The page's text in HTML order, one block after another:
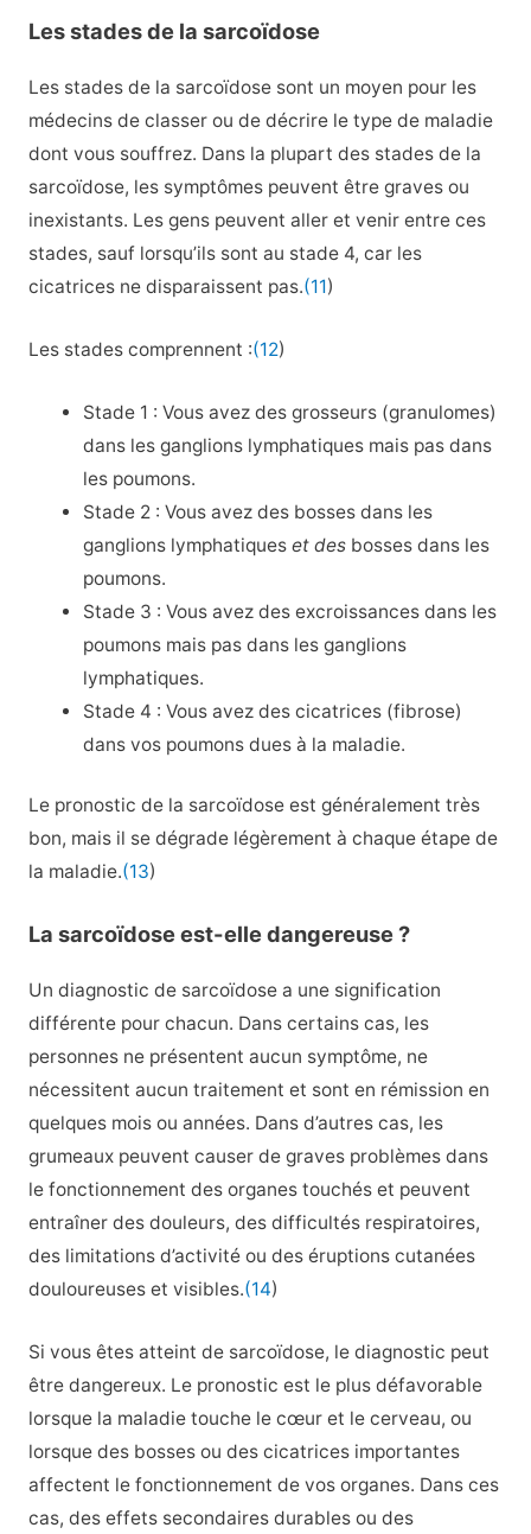
Les stades de la sarcoïdose
Les stades de la sarcoïdose sont un moyen pour les
médecins de classer ou de décrire le type de maladie
dont vous souffrez. Dans la plupart des stades de la
sarcoïdose, les symptômes peuvent être graves ou
inexistants. Les gens peuvent aller et venir entre ces
stades, sauf lorsqu’ils sont au stade 4, car les
cicatrices ne disparaissent pas.(11)
Les stades comprennent :(12)
Stade 1 : Vous avez des grosseurs (granulomes)
dans les ganglions lymphatiques mais pas dans
les poumons.
Stade 2 : Vous avez des bosses dans les
ganglions lymphatiqueset des bosses dans les
poumons.
Stade 3 : Vous avez des excroissances dans les
poumons mais pas dans les ganglions
lymphatiques.
Stade 4 : Vous avez des cicatrices (fibrose)
dans vos poumons dues à la maladie.
Le pronostic de la sarcoïdose est généralement très
bon, mais il se dégrade légèrement à chaque étape de
la maladie.(13)
La sarcoïdose est-elle dangereuse ?
Un diagnostic de sarcoïdose a une signification
différente pour chacun. Dans certains cas, les
personnes ne présentent aucun symptôme, ne
nécessitent aucun traitement et sont en rémission en
quelques mois ou années. Dans d’autres cas, les
grumeaux peuvent causer de graves problèmes dans
le fonctionnement des organes touchés et peuvent
entraîner des douleurs, des difficultés respiratoires,
des limitations d’activité ou des éruptions cutanées
douloureuses et visibles.(14)
Si vous êtes atteint de sarcoïdose, le diagnostic peut
être dangereux. Le pronostic est le plus défavorable
lorsque la maladie touche le cœur et le cerveau, ou
lorsque des bosses ou des cicatrices importantes
affectent le fonctionnement de vos organes. Dans ces
cas, des effets secondaires durables ou des